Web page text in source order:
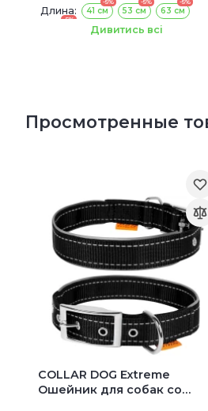
Длина:
-5%
41 см
-5%
53 см
-5%
63 см
-5%
Дивитись всі
Просмотренные
COLLAR DOG Extreme
Ошейник для собак со